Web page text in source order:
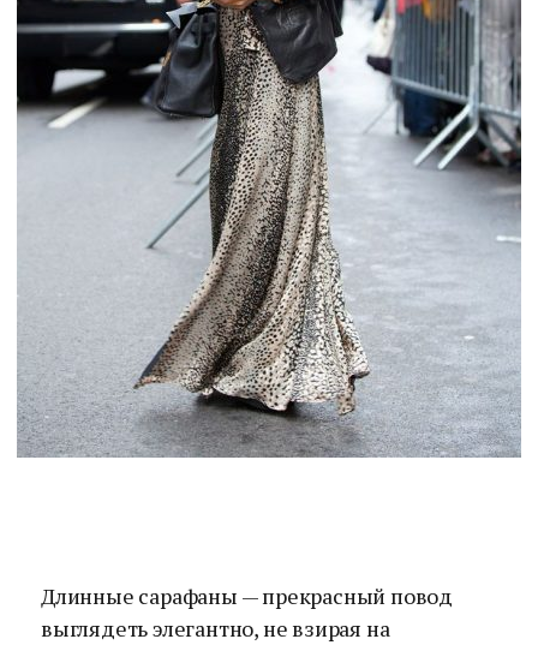
Длинные сарафаны — прекрасный повод
выглядеть элегантно, не взирая на